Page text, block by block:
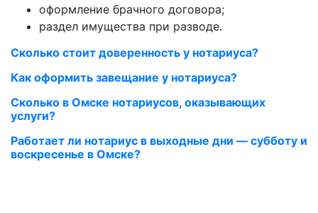
оформление брачного договора;
раздел имущества при разводе.
Сколько стоит доверенность у нотариуса?
Как оформить завещание у нотариуса?
Сколько в Омске нотариусов, оказывающих
услуги?
Работает ли нотариус в выходные дни — субботу и
воскресенье в Омске?